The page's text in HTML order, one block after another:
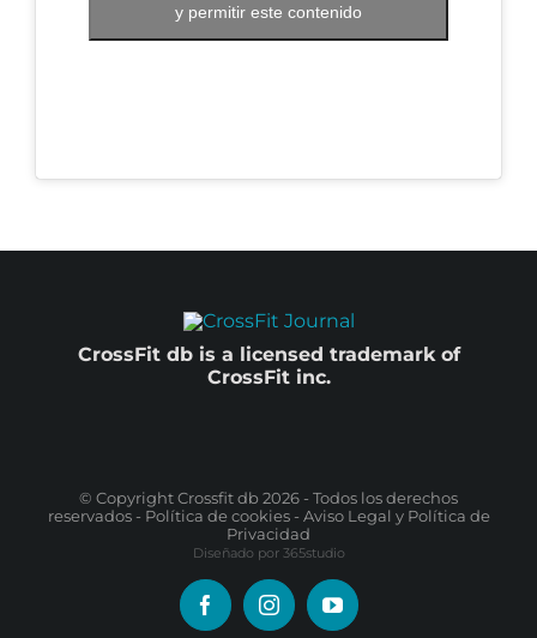
y permitir este contenido
CrossFit db is a licensed trademark of
CrossFit inc.
© Copyright Crossfit db2026 - Todos los derechos
reservados - Política de cookies- Aviso Legal y Política de
Privacidad
Diseñado por 365studio
FacebookInstagramYouTube